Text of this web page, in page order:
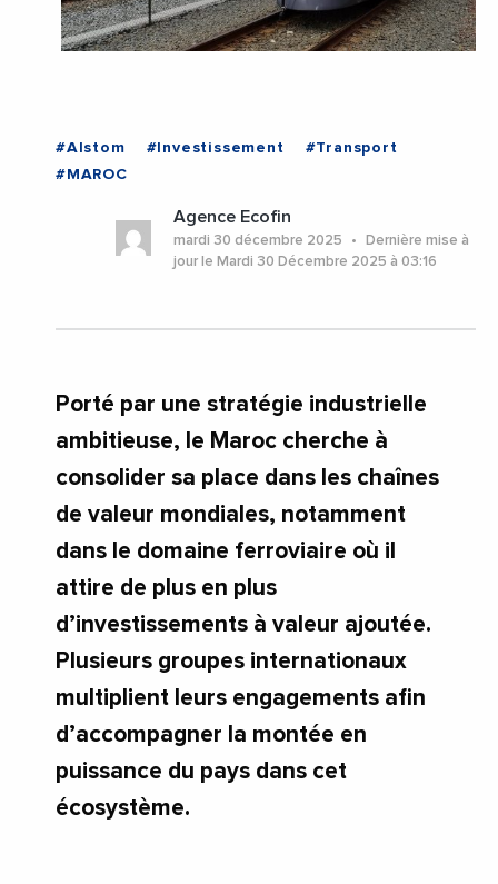
#Alstom #Investissement
#Transport
#MAROC
Agence Ecofin
mardi 30 décembre 2025
Dernière mise à
jour le Mardi 30 Décembre 2025 à 03:16
Porté par une stratégie industrielle
ambitieuse, le Maroc cherche à
consolider sa place dans les chaînes
de valeur mondiales, notamment
dans le domaine ferroviaire où il
attire de plus en plus
d’investissements à valeur ajoutée.
Plusieurs groupes internationaux
multiplient leurs engagements afin
d’accompagner la montée en
puissance du pays dans cet
écosystème.